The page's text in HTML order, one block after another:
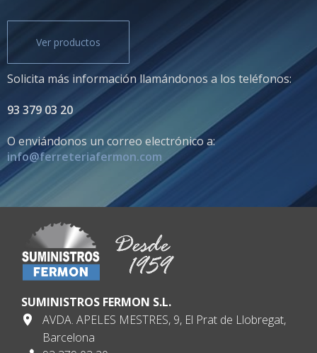
Ver productos
Solicita más información llamándonos a los teléfonos:
93 379 03 20
O enviándonos un correo electrónico a:
info@ferreteriafermon.com
SUMINISTROS FERMON S.L.
AVDA. APELES MESTRES, 9, El Prat de Llobregat,
Barcelona